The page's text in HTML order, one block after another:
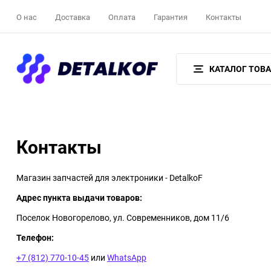
О нас Доставка Оплата Гарантия Контакты
КАТАЛОГ
Контакты
Магазин запчастей для электроники - DetalkoF
Адрес пункта выдачи товаров:
Поселок Новогорелово, ул. Современников, дом 11/6
Телефон:
+7 (812) 770-10-45 или WhatsApp